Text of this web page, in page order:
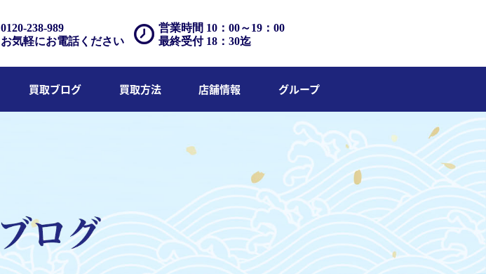
営業時間 10：00～19：00
最終受付 18：30迄
0120-238-989
お気軽にお電話ください
買取ブログ 買取方法 店舗情報 グループ